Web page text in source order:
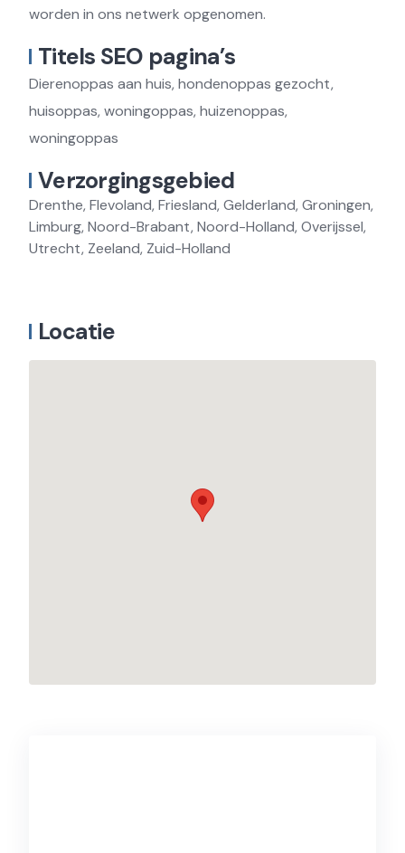
worden in ons netwerk opgenomen.
Titels SEO pagina’s
Dierenoppas aan huis, hondenoppas gezocht,
huisoppas, woningoppas, huizenoppas,
woningoppas
Verzorgingsgebied
Drenthe, Flevoland, Friesland, Gelderland, Groningen,
Limburg, Noord-Brabant, Noord-Holland, Overijssel,
Utrecht, Zeeland, Zuid-Holland
Locatie